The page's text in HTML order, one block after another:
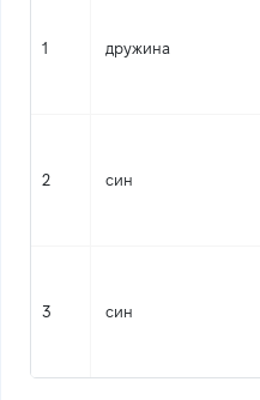
1 дружина
2 син
3 син